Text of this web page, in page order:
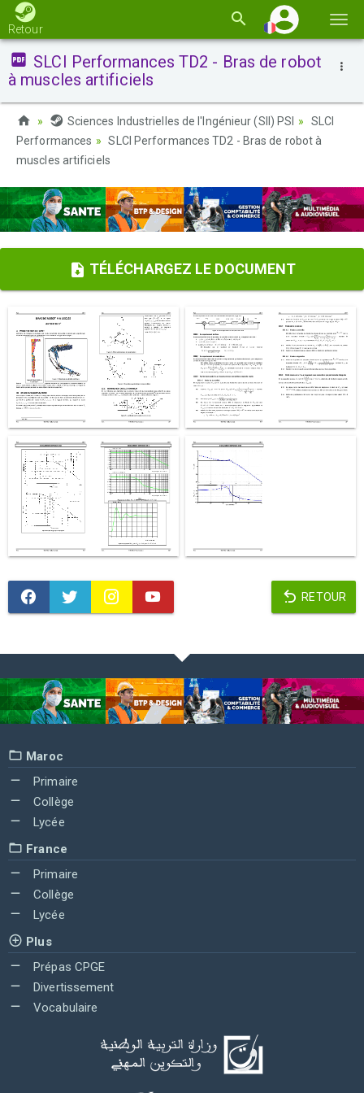
la
Retour
SLCI Performances TD2 - Bras de robot
à muscles artificiels
Sciences Industrielles de l'Ingénieur (SII) PSI
SLCI
Performances
SLCI Performances TD2 - Bras de robot à
muscles artificiels
TÉLÉCHARGEZ LE DOCUMENT
RETOUR
Maroc
Primaire
Collège
Lycée
France
Primaire
Collège
Lycée
Plus
Prépas CPGE
Divertissement
Vocabulaire